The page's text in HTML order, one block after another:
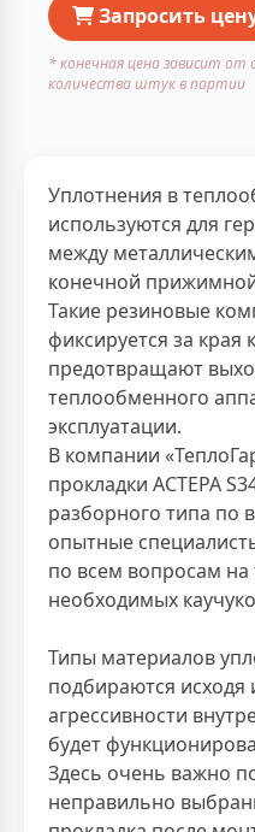
Запросить
* конечная цена зависит от
количества штук в партии
Уплотнения в
используются для
между
конечной
Такие резиновые
фиксируется за
предотвращают
теплообменного
эксплуатации.
В компании
прокладки АСТЕРА
разборного типа по
опытные
по всем вопросам
необходимых
Типы материалов
подбираются исходя
агрессивности
будет
Здесь очень важно
неправильно